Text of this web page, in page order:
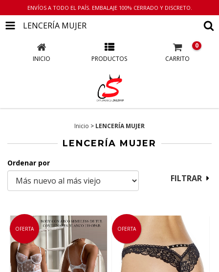
ENVÍOS A TODO EL PAÍS. EMBALAJE 100% CERRADO Y DISCRETO.
LENCERÍA MUJER
INICIO PRODUCTOS CARRITO
0
Inicio > LENCERÍA MUJER
LENCERÍA MUJER
Ordenar por
FILTRAR
OFERTA OFERTA